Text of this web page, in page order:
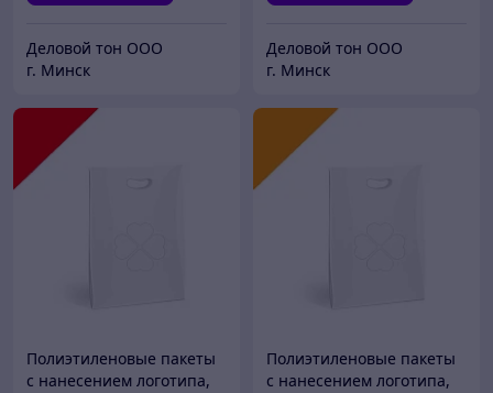
Деловой тон ООО
г. Минск
Деловой тон ООО
г. Минск
Полиэтиленовые пакеты
с нанесением логотипа,
Полиэтиленовые пакеты
с нанесением логотипа,